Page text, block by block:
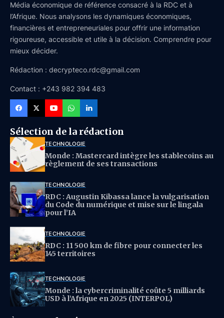
Média économique de référence consacré à la RDC et à
l’Afrique. Nous analysons les dynamiques économiques,
financières et entrepreneuriales pour offrir une information
rigoureuse, accessible et utile à la décision. Comprendre pour
mieux décider.
Rédaction : decrypteco.rdc@gmail.com
Contact : +243 982 394 483
Sélection de la rédaction
TECHNOLOGIE
Monde : Mastercard intègre les stablecoins au
règlement de ses transactions
TECHNOLOGIE
RDC : Augustin Kibassa lance la vulgarisation
du Code du numérique et mise sur le lingala
pour l’IA
TECHNOLOGIE
RDC : 11 500 km de fibre pour connecter les
145 territoires
TECHNOLOGIE
Monde : la cybercriminalité coûte 5 milliards
USD à l’Afrique en 2025 (INTERPOL)